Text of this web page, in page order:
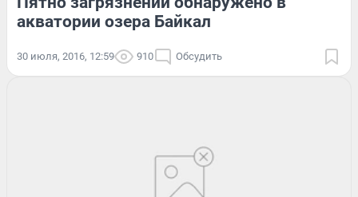
акватории озера Байкал
30 июля, 2016, 12:59 910 Обсудить